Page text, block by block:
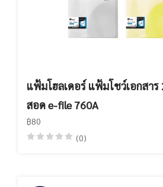
แฟ้มโฮลเดอร์ แฟ้มโชว์เอกสาร
สอด e-file 760A
฿80
(0)